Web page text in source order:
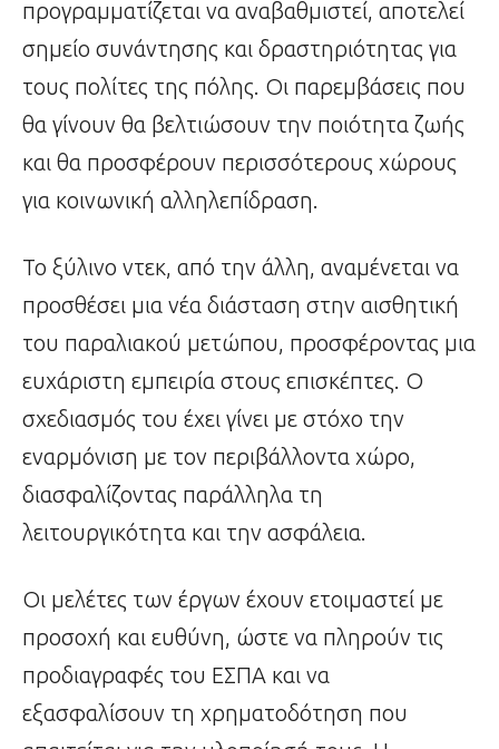
προγραμματίζεται να αναβαθμιστεί, αποτελεί
σημείο συνάντησης και δραστηριότητας για
τους πολίτες της πόλης. Οι παρεμβάσεις που
θα γίνουν θα βελτιώσουν την ποιότητα ζωής
και θα προσφέρουν περισσότερους χώρους
για κοινωνική αλληλεπίδραση.
Το ξύλινο ντεκ, από την άλλη, αναμένεται να
προσθέσει μια νέα διάσταση στην αισθητική
του παραλιακού μετώπου, προσφέροντας μια
ευχάριστη εμπειρία στους επισκέπτες. Ο
σχεδιασμός του έχει γίνει με στόχο την
εναρμόνιση με τον περιβάλλοντα χώρο,
διασφαλίζοντας παράλληλα τη
λειτουργικότητα και την ασφάλεια.
Οι μελέτες των έργων έχουν ετοιμαστεί με
προσοχή και ευθύνη, ώστε να πληρούν τις
προδιαγραφές του ΕΣΠΑ και να
εξασφαλίσουν τη χρηματοδότηση που